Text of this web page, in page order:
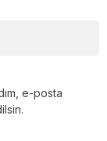
e-posta